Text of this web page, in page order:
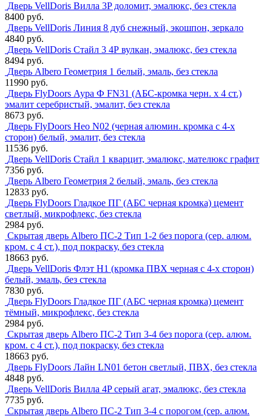
Дверь VellDoris Вилла 3P доломит, эмалюкс, без стекла
8400 руб.
Дверь VellDoris Линия 8 дуб снежный, экошпон, зеркало
4840 руб.
Дверь VellDoris Стайл 3 4Р вулкан, эмалюкс, без стекла
8494 руб.
Дверь Albero Геометрия 1 белый, эмаль, без стекла
11990 руб.
Дверь FlyDoors Аура Ф FN31 (АБС-кромка черн. х 4 ст.)
эмалит серебристый, эмалит, без стекла
8673 руб.
Дверь FlyDoors Нео N02 (черная алюмин. кромка с 4-х
сторон) белый, эмалит, без стекла
11536 руб.
Дверь VellDoris Стайл 1 кварцит, эмалюкс, мателюкс графит
7356 руб.
Дверь Albero Геометрия 2 белый, эмаль, без стекла
12833 руб.
Дверь FlyDoors Гладкое ПГ (АБС черная кромка) цемент
светлый, микрофлекс, без стекла
2984 руб.
Скрытая дверь Albero ПС-2 Тип 1-2 без порога (сер. алюм.
кром. с 4 ст.), под покраску, без стекла
18663 руб.
Дверь VellDoris Флэт H1 (кромка ПВХ черная с 4-х сторон)
белый, эмаль, без стекла
7830 руб.
Дверь FlyDoors Гладкое ПГ (АБС черная кромка) цемент
тёмный, микрофлекс, без стекла
2984 руб.
Скрытая дверь Albero ПС-2 Тип 3-4 без порога (сер. алюм.
кром. с 4 ст.), под покраску, без стекла
18663 руб.
Дверь FlyDoors Лайн LN01 бетон светлый, ПВХ, без стекла
4848 руб.
Дверь VellDoris Вилла 4P серый агат, эмалюкс, без стекла
7735 руб.
Скрытая дверь Albero ПС-2 Тип 3-4 с порогом (сер. алюм.